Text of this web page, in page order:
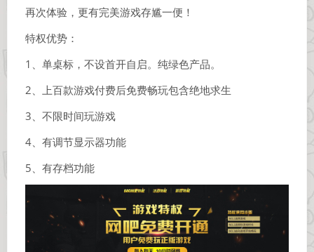
再次体验，更有完美游戏存尴一便！
特权优势：
1、单桌标，不设首开自启。纯绿色产品。
2、上百款游戏付费后免费畅玩包含绝地求生
3、不限时间玩游戏
4、有调节显示器功能
5、有存档功能